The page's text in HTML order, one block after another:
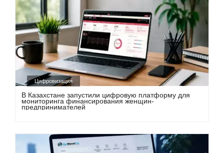
Цифровизация
В Казахстане запустили цифровую платформу для
мониторинга финансирования женщин-
предпринимателей